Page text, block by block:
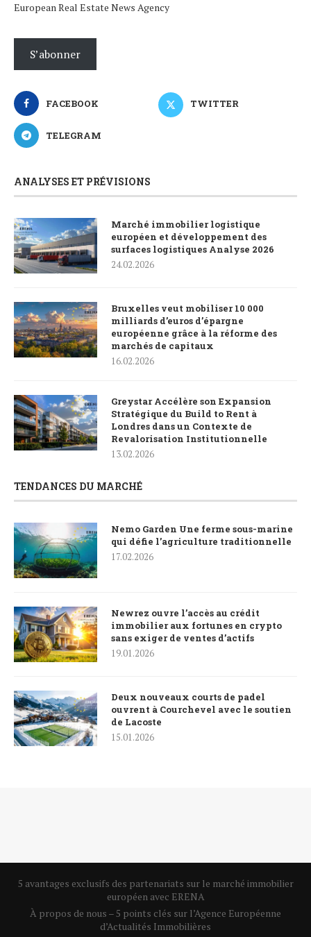
European Real Estate News Agency
S’abonner
FACEBOOK TWITTER
TELEGRAM
ANALYSES ET PRÉVISIONS
Marché immobilier logistique
européen et développement des
surfaces logistiques Analyse 2026
24.02.2026
Bruxelles veut mobiliser 10 000
milliards d’euros d’épargne
européenne grâce à la réforme des
marchés de capitaux
16.02.2026
Greystar Accélère son Expansion
Stratégique du Build to Rent à
Londres dans un Contexte de
Revalorisation Institutionnelle
13.02.2026
TENDANCES DU MARCHÉ
Nemo Garden Une ferme sous-marine
qui défie l’agriculture traditionnelle
17.02.2026
Newrez ouvre l’accès au crédit
immobilier aux fortunes en crypto
sans exiger de ventes d’actifs
19.01.2026
Deux nouveaux courts de padel
ouvrent à Courchevel avec le soutien
de Lacoste
15.01.2026
5 avantages exclusifs des partenariats sur le marché immobilier
européen avec ERENA
À propos de nous – 5 points clés sur l’Agence Européenne
d’Actualités Immobilières